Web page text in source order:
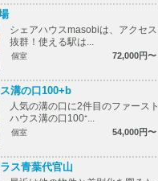
シェアハウスmasobiは、アクセス
抜群！使える駅は...
個室 72,000円〜
溝の口100+b
人気の溝の口に2件目のファース
ハウス溝の口100⁺...
個室 54,000円〜
ス青葉代官山